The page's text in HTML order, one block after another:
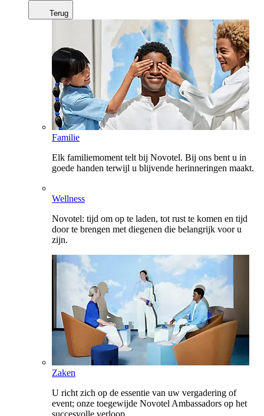
Terug
Familie
Elk familiemoment telt bij Novotel. Bij ons bent u in
goede handen terwijl u blijvende herinneringen maakt.
Wellness
Novotel: tijd om op te laden, tot rust te komen en tijd
door te brengen met diegenen die belangrijk voor u
zijn.
Zaken
U richt zich op de essentie van uw vergadering of
event; onze toegewijde Novotel Ambassadors op het
succesvolle verloop.